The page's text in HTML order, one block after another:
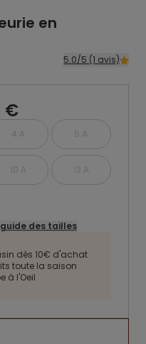
en
5.0/5 (1 avis)
€
4 A 5 A
10 A 12 A
guide des tailles
dès 10€ d'achat
toute la saison
à l'Oeil